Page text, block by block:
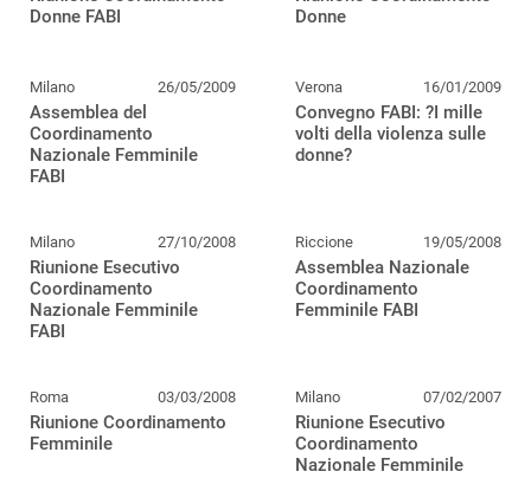
Donne FABI
Donne
Milano 26/05/2009
Assemblea del
Coordinamento
Nazionale Femminile
FABI
Verona 16/01/2009
Convegno FABI: ?I mille
volti della violenza sulle
donne?
Milano 27/10/2008
Riunione Esecutivo
Coordinamento
Nazionale Femminile
FABI
Riccione 19/05/2008
Assemblea Nazionale
Coordinamento
Femminile FABI
Roma 03/03/2008
Riunione Coordinamento
Femminile
Milano 07/02/2007
Riunione Esecutivo
Coordinamento
Nazionale Femminile